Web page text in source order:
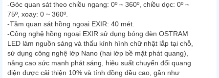
-Góc quan sát theo chiều ngang: 0º ~ 360º, chiều dọc: 0º ~
75º, xoay: 0 ~ 360º.
-Tầm quan sát hồng ngoại EXIR: 40 mét.
-Công nghệ hồng ngoại EXIR sử dụng bóng đèn OSTRAM
LED làm nguồn sáng và thấu kính hình chữ nhật lắp tại chỗ,
sử dụng công nghệ lớp Nano (hai lớp bề mặt phát quang),
nâng cao sức mạnh phát sáng, hiệu suất chuyển đổi quang
điện được cải thiện 10% và tính đồng đều cao, gần như